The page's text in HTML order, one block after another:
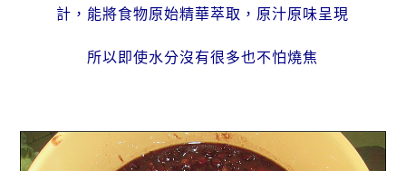
計，能將食物原始精華萃取，原汁原味呈現
所以即使水分沒有很多也不怕燒焦